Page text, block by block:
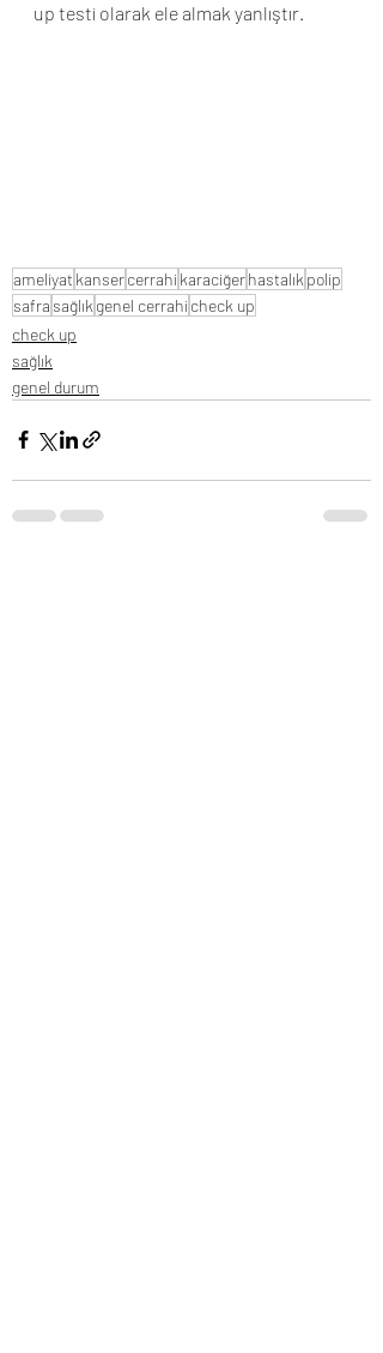
up testi olarak ele almak yanlıştır.
ameliyat kansercerrahi karaciğerhastalık polip
safra sağlık genel cerrahi check up
check up
sağlık
genel durum